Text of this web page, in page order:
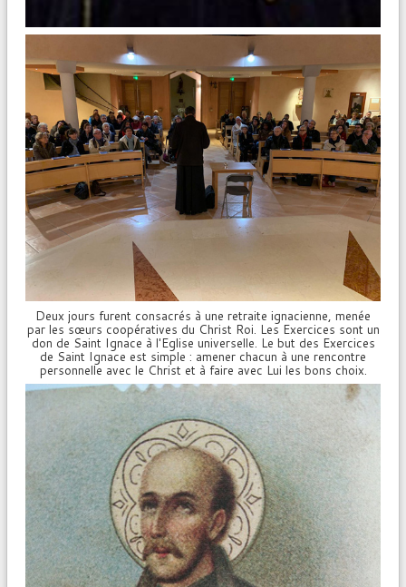
Deux jours furent consacrés à une retraite ignacienne, menée
par les sœurs coopératives du Christ Roi. Les Exercices sont un
don de Saint Ignace à l'Eglise universelle. Le but des Exercices
de Saint Ignace est simple : amener chacun à une rencontre
personnelle avec le Christ et à faire avec Lui les bons choix.